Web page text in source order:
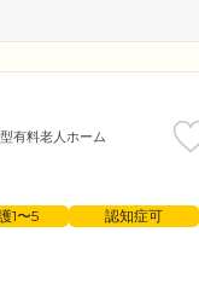
有料老人ホーム
1〜5 認知症可